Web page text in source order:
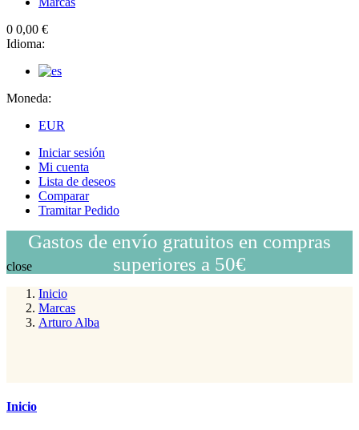
0 0,00 €
Idioma:
Moneda:
EUR
Iniciar sesión
Mi cuenta
Lista de deseos
Comparar
Tramitar Pedido
Gastos de envío gratuitos en compras
superiores a 50€
close
Inicio
Marcas
Arturo Alba
Inicio